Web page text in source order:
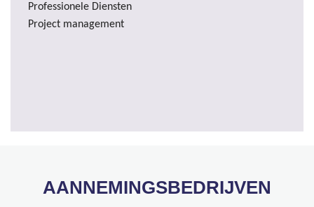
Professionele Diensten
Project management
AANNEMINGSBEDRIJVEN